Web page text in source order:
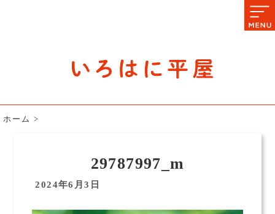
ホーム >
29787997_m
2024年6月3日